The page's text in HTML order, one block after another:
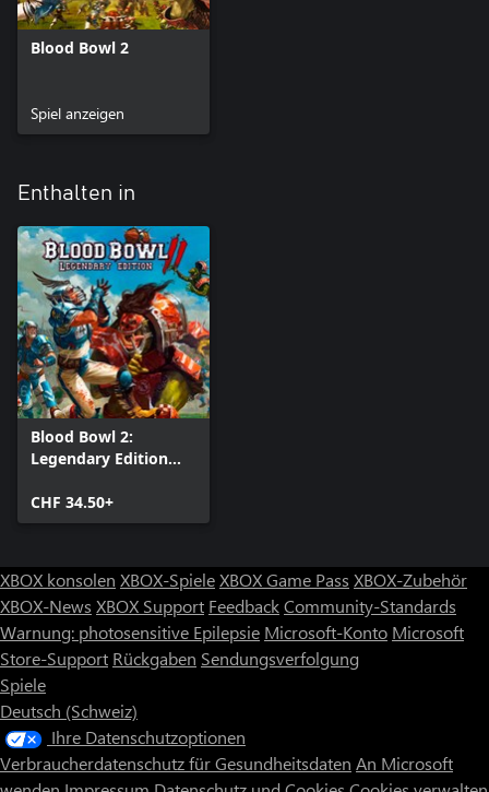
Blood Bowl 2
Spiel anzeigen
Enthalten in
Blood Bowl 2:
Legendary Edition
CHF 34.50+
XBOX konsolen XBOX-SpieleXBOX Game Pass XBOX-Zubehör
XBOX-News XBOX Support FeedbackCommunity-Standards
Warnung: photosensitive Epilepsie Microsoft-Konto Microsoft
Store-Support Rückgaben Sendungsverfolgung
Spiele
Deutsch (Schweiz)
Ihre Datenschutzoptionen
Verbraucherdatenschutz für Gesundheitsdaten An Microsoft